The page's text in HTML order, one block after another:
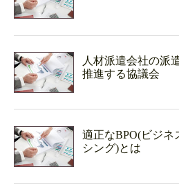
人材派遣会社の派
推進する協議会
適正なBPO(ビジネ
シング)とは